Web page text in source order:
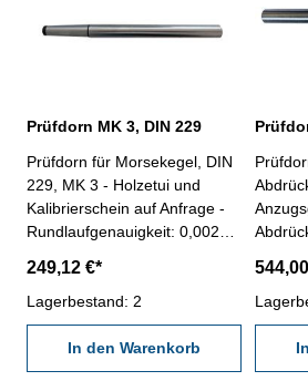
Prüfdorn MK 3, DIN 229
Prüfdorn für Morsekegel, DIN
229, MK 3 - Holzetui und
Kalibrierschein auf Anfrage -
Rundlaufgenauigkeit: 0,002
249,12 €*
Lagerbestand: 2
In den Warenkorb
mm-
auf